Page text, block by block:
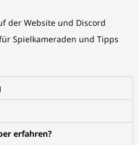
der Website und Discord
Spielkameraden und Tipps
erfahren?